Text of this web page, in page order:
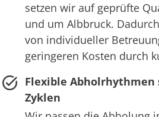
setzen wir auf geprüfte
und um Albbruck.
von individueller
geringeren Kosten durch
Flexible
Zyklen